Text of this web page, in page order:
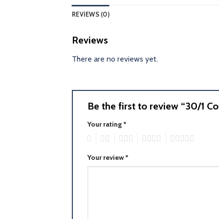
REVIEWS (0)
Reviews
There are no reviews yet.
Be the first to review “30/1
Your rating *
Your review*